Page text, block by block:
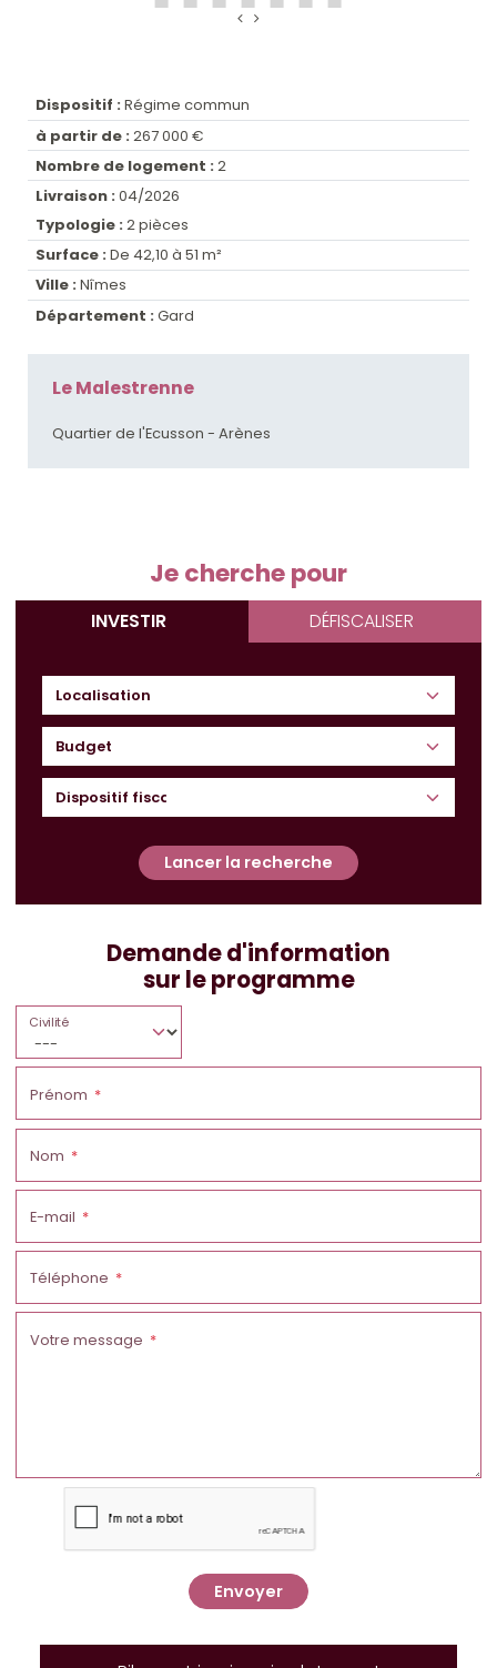
Dispositif : Régime commun
à partir de : 267 000 €
Nombre de logement : 2
Livraison : 04/2026
Typologie : 2 pièces
Surface : De 42,10 à 51 m²
Ville : Nîmes
Département : Gard
Le Malestrenne
Quartier de l'Ecusson - Arènes
Je cherche pour
INVESTIR DÉFISCALISER
Budget
Lancer la recherche
Demande d'information
sur le programme
Civilité
Prénom
Nom
E-mail
Téléphone
Votre message
Envoyer